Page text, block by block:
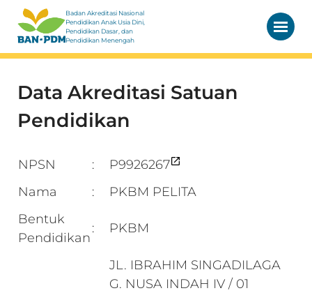
Badan Akreditasi Nasional
Pendidikan Anak Usia Dini,
Pendidikan Dasar, dan
Pendidikan Menengah
Data Akreditasi Satuan
Pendidikan
NPSN :
P9926267
Nama
:
PKBM PELITA
Bentuk
Pendidikan
: PKBM
JL. IBRAHIM SINGADILAGA
G. NUSA INDAH IV / 01